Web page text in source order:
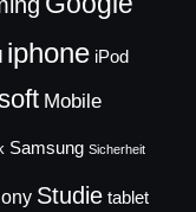
iphone iPod
Mobile
Samsung Sicherheit
Studie tablet